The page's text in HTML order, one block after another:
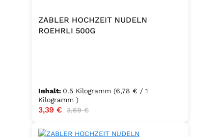
ZABLER HOCHZEIT NUDELN
ROEHRLI 500G
Inhalt: 0.5 Kilogramm (6,78 € / 1
Kilogramm )
Verkaufspreis:
3,39 € Regulärer Preis:
3,69 €